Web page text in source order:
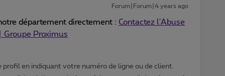
Forum|Forum|4 years ago
département directement : Contactez l'Abuse
Groupe Proximus
en indiquant votre numéro de ligne ou de client.